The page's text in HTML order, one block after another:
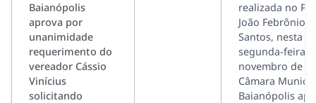
Baianópolis
aprova por
unanimidade
requerimento do
vereador Cássio
Vinícius
solicitando
realizada no
João Febrônio
Santos, nesta
segunda-feira,
novembro de
Câmara
Baianópolis